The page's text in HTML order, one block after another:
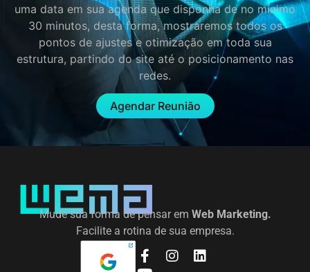
uma data em sua agenda que disponha de no mínimo
30 minutos, desta forma, mostraremos todos os
pontos de ajustes e otimização em toda sua
estrutura, partindo do site até o posicionamento nas
redes.
Agendar Reunião
Mude sua forma de pensar em Web Marketing.
Facilite a rotina de sua empresa.